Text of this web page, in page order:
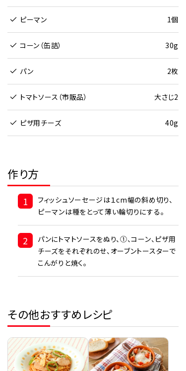
ピーマン 1個
コーン（缶詰） 30g
パン 2枚
トマトソース（市販品） 大さじ2
ピザ用チーズ 40g
作り方
1
フィッシュソーセージは１cm幅の斜め切り、
ピーマンは種をとって薄い輪切りにする。
2
パンにトマトソースをぬり、①、コーン、ピザ用
チーズをそれぞれのせ、オーブントースターで
こんがりと焼く。
その他おすすめレシピ